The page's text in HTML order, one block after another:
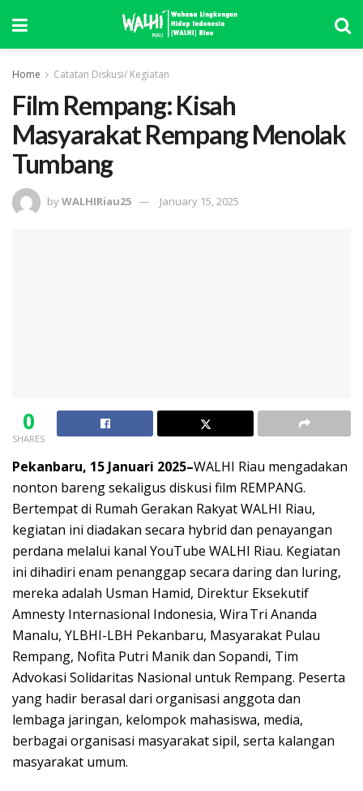
Home Catatan Diskusi/ Kegiatan
Film Rempang: Kisah
Masyarakat Rempang Menolak
Tumbang
byWALHIRiau25 January 15, 2025
0
SHARES
Pekanbaru, 15 Januari 2025–WALHI Riau mengadakan
nonton bareng sekaligus diskusi film REMPANG.
Bertempat di Rumah Gerakan Rakyat WALHI Riau,
kegiatan ini diadakan secara hybrid dan penayangan
perdana melalui kanal YouTube WALHI Riau. Kegiatan
ini dihadiri enam penanggap secara daring dan luring,
mereka adalah Usman Hamid, Direktur Eksekutif
Amnesty Internasional Indonesia, Wira Tri Ananda
Manalu, YLBHI-LBH Pekanbaru, Masyarakat Pulau
Rempang, Nofita Putri Manik dan Sopandi, Tim
Advokasi Solidaritas Nasional untuk Rempang. Peserta
yang hadir berasal dari organisasi anggota dan
lembaga jaringan, kelompok mahasiswa, media,
berbagai organisasi masyarakat sipil, serta kalangan
masyarakat umum.